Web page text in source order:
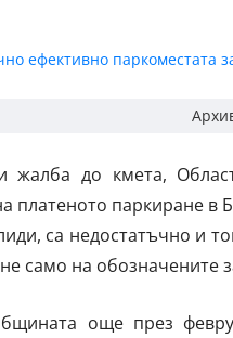
жалба до кмета,
платеното паркиране
са недостатъчно и
само на обозначените
още през